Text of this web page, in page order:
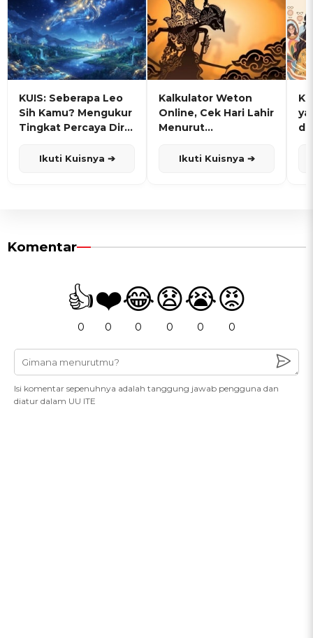
KUIS: Seberapa Leo
Sih Kamu? Mengukur
Tingkat Percaya Diri
Ikuti Kuisnya ➔
Kalkulator Weton
Online, Cek Hari Lahir
Menurut
Ikuti Kuisnya ➔
Komentar
👍
0
❤️
0
😂
0
😧
0
😭
0
😡
0
Isi komentar sepenuhnya adalah tanggung jawab pengguna dan
diatur dalam UU ITE